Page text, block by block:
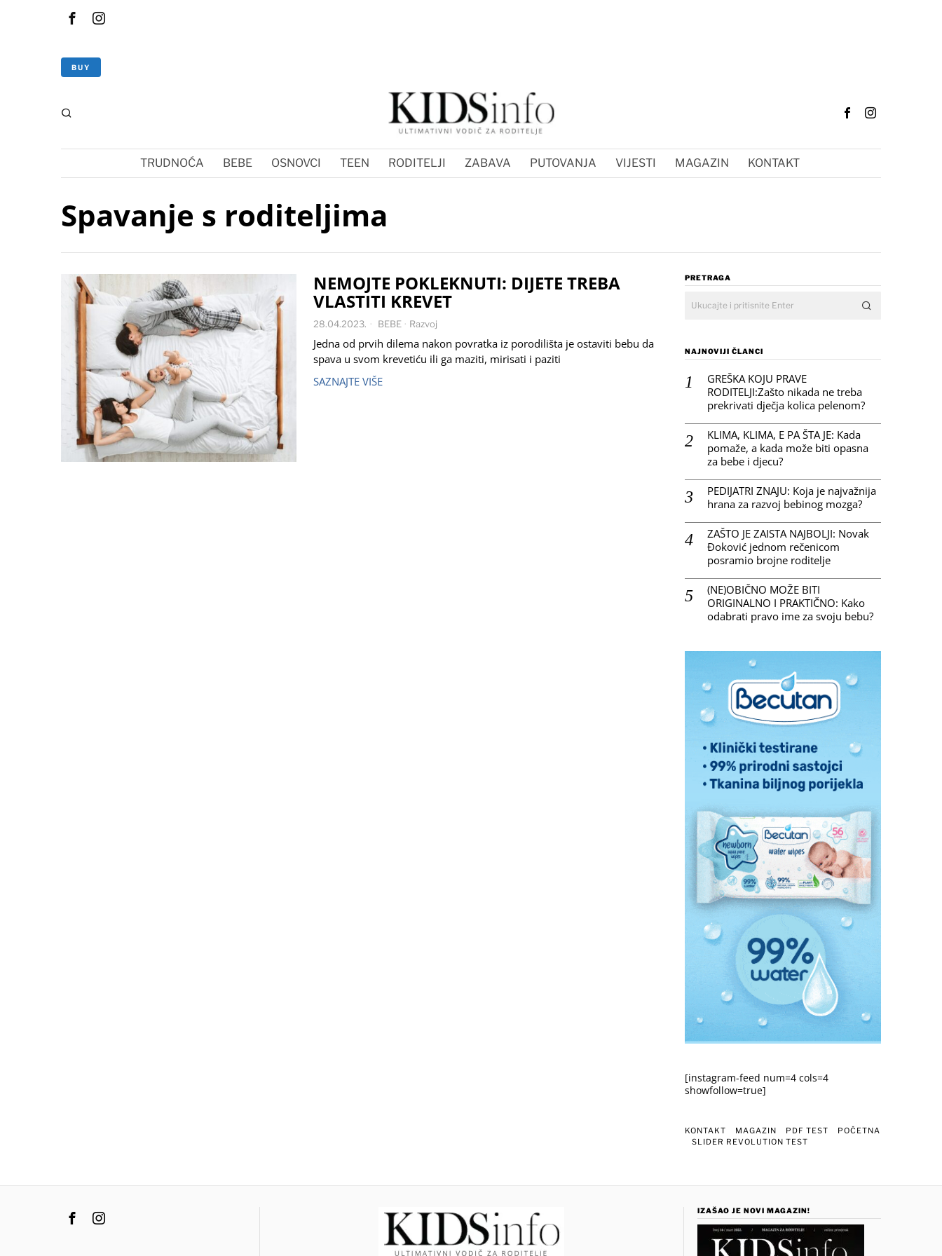
BUY
TRUDNOĆA BEBE OSNOVCI TEEN RODITELJI ZABAVA PUTOVANJA VIJESTI MAGAZIN KONTAKT
Spavanje s roditeljima
NEMOJTE POKLEKNUTI: DIJETE TREBA
VLASTITI KREVET
28.04.2023. BEBE · Razvoj
Jedna od prvih dilema nakon povratka iz porodilišta je ostaviti bebu da
spava u svom krevetiću ili ga maziti, mirisati i paziti
SAZNAJTE VIŠE
PRETRAGA
NAJNOVIJI ČLANCI
GREŠKA KOJU PRAVE
RODITELJI:Zašto nikada ne treba
prekrivati dječja kolica pelenom?
KLIMA, KLIMA, E PA ŠTA JE: Kada
pomaže, a kada može biti opasna
za bebe i djecu?
PEDIJATRI ZNAJU: Koja je najvažnija
hrana za razvoj bebinog mozga?
ZAŠTO JE ZAISTA NAJBOLJI: Novak
Đoković jednom rečenicom
posramio brojne roditelje
(NE)OBIČNO MOŽE BITI
ORIGINALNO I PRAKTIČNO: Kako
odabrati pravo ime za svoju bebu?
[instagram-feed num=4 cols=4
showfollow=true]
KONTAKT MAGAZIN PDF TEST
POČETNA
SLIDER REVOLUTION TEST
IZAŠAO JE NOVI MAGAZIN!